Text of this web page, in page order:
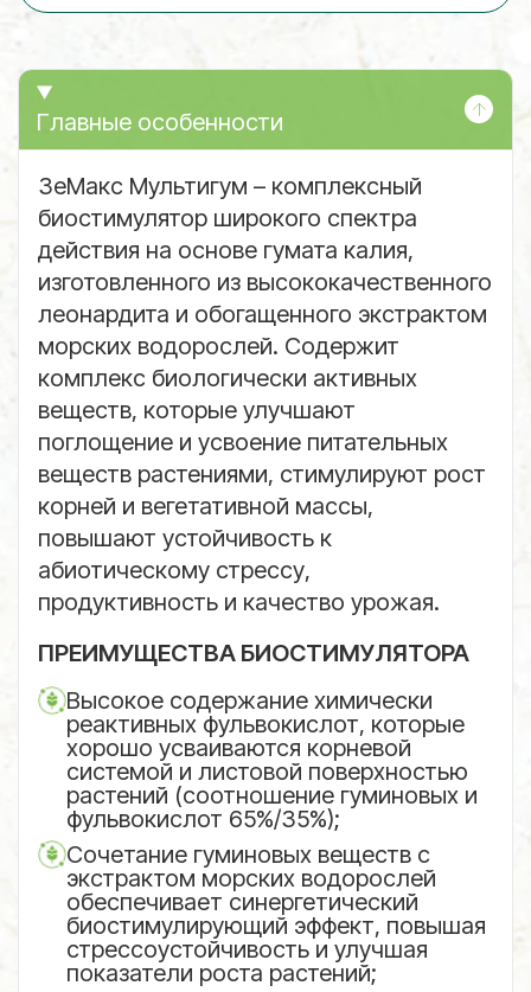
Главные особенности
ЗеМакс Мультигум – комплексный
биостимулятор широкого спектра
действия на основе гумата калия,
изготовленного из высококачественного
леонардита и обогащенного экстрактом
морских водорослей. Содержит
комплекс биологически активных
веществ, которые улучшают
поглощение и усвоение питательных
веществ растениями, стимулируют рост
корней и вегетативной массы,
повышают устойчивость к
абиотическому стрессу,
продуктивность и качество урожая.
ПРЕИМУЩЕСТВА БИОСТИМУЛЯТОРА
Высокое содержание химически
реактивных фульвокислот, которые
хорошо усваиваются корневой
системой и листовой поверхностью
растений (соотношение гуминовых и
фульвокислот 65%/35%);
Сочетание гуминовых веществ с
экстрактом морских водорослей
обеспечивает синергетический
биостимулирующий эффект, повышая
стрессоустойчивость и улучшая
показатели роста растений;